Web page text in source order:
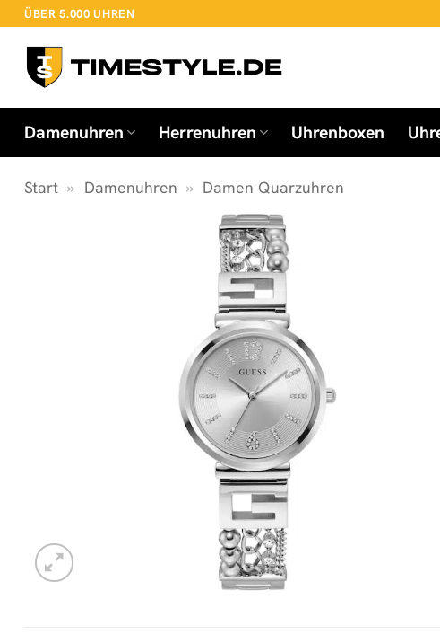
Zum
springen
ÜBER 5.000 UHREN
Damenuhren Herrenuhren Uhrenboxen
Start » Damenuhren » Damen Quarzuhren